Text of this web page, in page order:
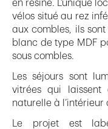
en résine. L’unique
vélos situé au rez
aux combles, ils
blanc de type MDF
sous combles.
Les séjours sont
vitrées qui
naturelle à l’intérieur
Le projet est